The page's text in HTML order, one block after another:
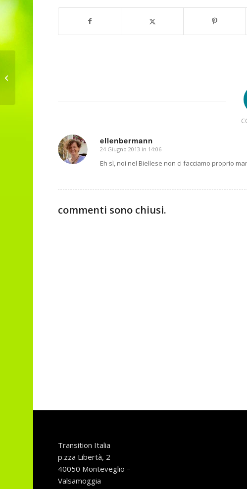
ellenbermann
dice:
24 Giugno 2013 in 14:06
Eh sì, noi nel Biellese non ci facciamo proprio
commenti sono chiusi.
Transition Italia
p.zza Libertà, 2
40050 Monteveglio –
Valsamoggia